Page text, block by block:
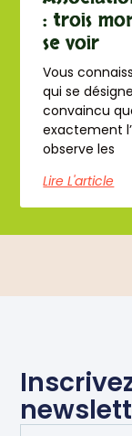
: trois
se voir
Vous
qui se
convaincu
exactement
observe les
Lire L'article